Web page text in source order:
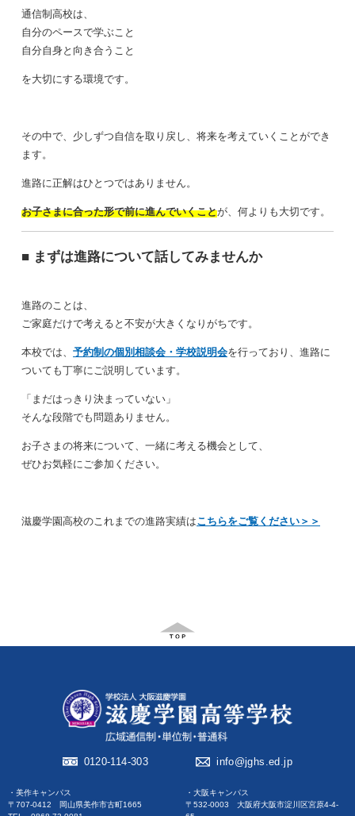
通信制高校は、
自分のペースで学ぶこと
自分自身と向き合うこと
を大切にする環境です。
その中で、少しずつ自信を取り戻し、将来を考えていくことができ
ます。
進路に正解はひとつではありません。
お子さまに合った形で前に進んでいくことが、何よりも大切です。
■ まずは進路について話してみませんか
進路のことは、
ご家庭だけで考えると不安が大きくなりがちです。
本校では、 予約制の個別相談会・学校説明会を行っており、進路に
ついても丁寧にご説明しています。
「まだはっきり決まっていない」
そんな段階でも問題ありません。
お子さまの将来について、一緒に考える機会として、
ぜひお気軽にご参加ください。
滋慶学園高校のこれまでの進路実績はこちらをご覧ください＞＞
0120-114-303 info@jghs.ed.jp
・美作キャンパス
〒707-0412 岡山県美作市古町1665
・大阪キャンパス
〒532-0003 大阪府大阪市淀川区宮原4-4-